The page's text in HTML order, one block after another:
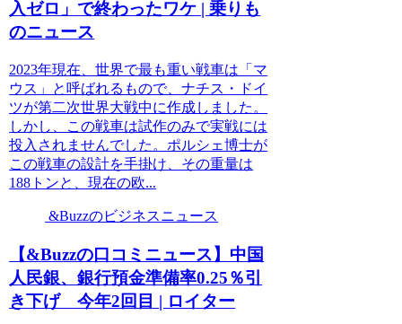
入ゼロ」で終わったワケ | 乗りも
のニュース
2023年現在、世界で最も重い戦車は「マ
ウス」と呼ばれるもので、ナチス・ドイ
ツが第二次世界大戦中に作成しました。
しかし、この戦車は試作のみで実戦には
投入されませんでした。ポルシェ博士が
この戦車の設計を手掛け、その重量は
188トンと、現在の欧...
&Buzzのビジネスニュース
【&Buzzの口コミニュース】中国
人民銀、銀行預金準備率0.25％引
き下げ 今年2回目 | ロイター